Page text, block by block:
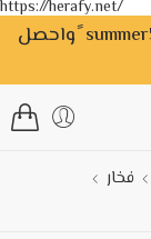
https://herafy.net/
بمناسبة فصل الصيف استخدم برومو كود ً summer5 ًواحصل
فخار